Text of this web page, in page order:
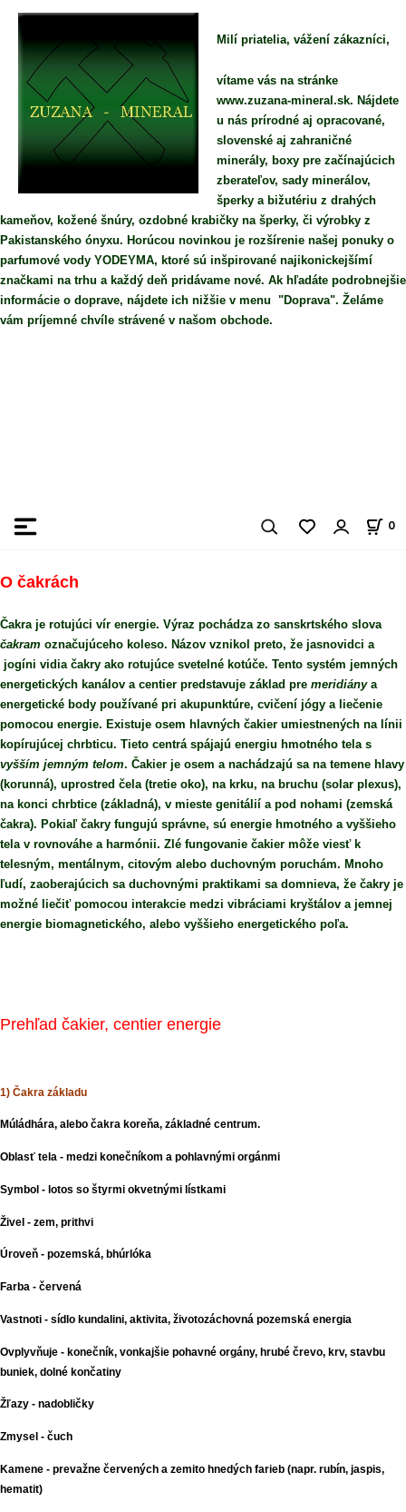
Milí priatelia, vážení zákazníci,
vítame vás na stránke
www.zuzana-mineral.sk. Nájdete
u nás prírodné aj opracované,
slovenské aj zahraničné
minerály, boxy pre začínajúcich
zberateľov, sady minerálov,
šperky a bižutériu z drahých
kameňov, kožené šnúry, ozdobné krabičky na šperky, či výrobky z
Pakistanského ónyxu. Horúcou novinkou je rozšírenie našej ponuky o
parfumové vody YODEYMA, ktoré sú inšpirované najikonickejšímí
značkami na trhu a každý deň pridávame nové. Ak hľadáte podrobnejšie
informácie o doprave, nájdete ich nižšie v menu "Doprava". Želáme
vám príjemné chvíle strávené v našom obchode.
0
O čakrách
Čakra je rotujúci vír energie. Výraz pochádza zo sanskrtského slova
čakram označujúceho koleso. Názov vznikol preto, že jasnovidci a
jogíni vidia čakry ako rotujúce svetelné kotúče. Tento systém jemných
energetických kanálov a centier predstavuje základ pre meridiánya
energetické body používané pri akupunktúre, cvičení jógy a liečenie
pomocou energie. Existuje osem hlavných čakier umiestnených na línii
kopírujúcej chrbticu. Tieto centrá spájajú energiu hmotného tela s
vyšším jemným telom. Čakier je osem a nachádzajú sa na temene hlavy
(korunná), uprostred čela (tretie oko), na krku, na bruchu (solar plexus),
na konci chrbtice (základná), v mieste genitálií a pod nohami (zemská
čakra). Pokiaľ čakry fungujú správne, sú energie hmotného a vyššieho
tela v rovnováhe a harmónii. Zlé fungovanie čakier môže viesť k
telesným, mentálnym, citovým alebo duchovným poruchám. Mnoho
ľudí, zaoberajúcich sa duchovnými praktikami sa domnieva, že čakry je
možné liečiť pomocou interakcie medzi vibráciami kryštálov a jemnej
energie biomagnetického, alebo vyššieho energetického poľa.
Prehľad čakier, centier energie
1) Čakra základu
Múládhára, alebo čakra koreňa, základné centrum.
Oblasť tela - medzi konečníkom a pohlavnými orgánmi
Symbol - lotos so štyrmi okvetnými lístkami
Živel - zem, prithvi
Úroveň - pozemská, bhúrlóka
Farba - červená
Vastnoti - sídlo kundalini, aktivita, životozáchovná pozemská energia
Ovplyvňuje - konečník, vonkajšie pohavné orgány, hrubé črevo, krv, stavbu
buniek, dolné končatiny
Žľazy - nadobličky
Zmysel - čuch
Kamene - prevažne červených a zemito hnedých farieb (napr. rubín, jaspis,
hematit)